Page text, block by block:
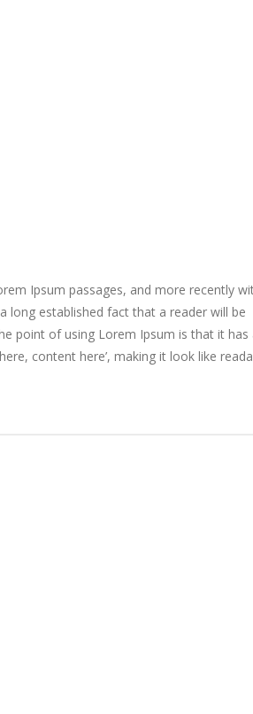
Ipsum passages, and more recently
long established fact that a reader will be
point of using Lorem Ipsum is that it has
content here’, making it look like